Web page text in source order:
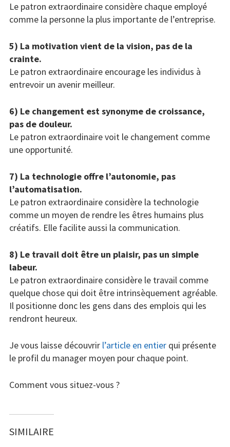
Le patron extraordinaire considère chaque employé
comme la personne la plus importante de l’entreprise.
5) La motivation vient de la vision, pas de la
crainte.
Le patron extraordinaire encourage les individus à
entrevoir un avenir meilleur.
6) Le changement est synonyme de croissance,
pas de douleur.
Le patron extraordinaire voit le changement comme
une opportunité.
7) La technologie offre l’autonomie, pas
l’automatisation.
Le patron extraordinaire considère la technologie
comme un moyen de rendre les êtres humains plus
créatifs. Elle facilite aussi la communication.
8) Le travail doit être un plaisir, pas un simple
labeur.
Le patron extraordinaire considère le travail comme
quelque chose qui doit être intrinsèquement agréable.
Il positionne donc les gens dans des emplois qui les
rendront heureux.
Je vous laisse découvrir l’article en entier qui présente
le profil du manager moyen pour chaque point.
Comment vous situez-vous ?
SIMILAIRE